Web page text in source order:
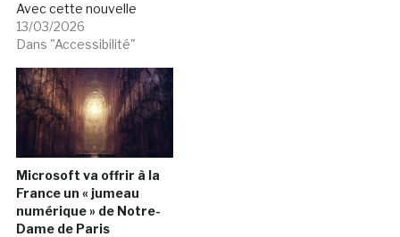
Avec cette nouvelle
feuille de route, le musée
s’engage dans une
modernisation tournée
vers ses publics, ouverte
sur le monde
contemporain et
attentives aux enjeux
sociaux et
environnementaux. Au
cœur du projet,…
13/03/2026
Dans "Accessibilité"
Microsoft va offrir à la
France un « jumeau
numérique » de Notre-
Dame de Paris